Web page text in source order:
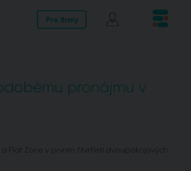
Pro firmy
pronájmu v
Flat Zone v prvním čtvrtletí dvoupokojových